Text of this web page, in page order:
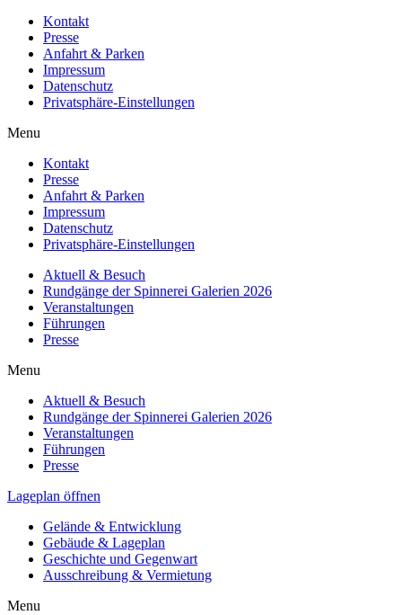
Kontakt
Presse
Anfahrt & Parken
Impressum
Datenschutz
Privatsphäre-Einstellungen
Menu
Kontakt
Presse
Anfahrt & Parken
Impressum
Datenschutz
Privatsphäre-Einstellungen
Aktuell & Besuch
Rundgänge der Spinnerei Galerien 2026
Veranstaltungen
Führungen
Presse
Menu
Aktuell & Besuch
Rundgänge der Spinnerei Galerien 2026
Veranstaltungen
Führungen
Presse
Lageplan öffnen
Gelände & Entwicklung
Gebäude & Lageplan
Geschichte und Gegenwart
Ausschreibung & Vermietung
Menu